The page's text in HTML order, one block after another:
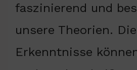
faszinierend und
unsere Theorien.
Erkenntnisse